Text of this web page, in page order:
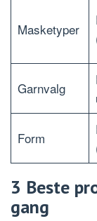
Masketyper
Garnvalg
Form
3 Beste
gang